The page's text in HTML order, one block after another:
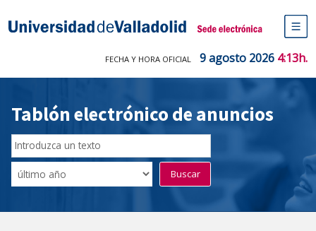
Sede electrónica Universidad de
de
FECHA Y HORA OFICIAL 9 agosto 2026 4:13h.
Tablón electrónico de anuncios
Buscador
del
Tablón
Filtro
de
Buscar